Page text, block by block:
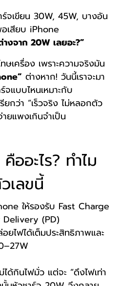
ร์จเขียน 30W, 45W, บางอัน
เสียบ iPhone
างจาก 20W เลยอะ?”
ษเครื่อง เพราะความจริงมัน
ต่างหาก! วันนี้เราจะมา
จแบบไหนเหมาะกับ
กว่า “เร็วจริง ไม่หลอกตัว
ายแพงเกินจำเป็น
ออะไร? ทำไม
เลขนี้
ให้รองรับ Fast Charge
Delivery (PD)
ไฟได้เต็มประสิทธิภาพและ
ด้กินไฟมั่ว แต่จะ “ดึงไฟเท่า